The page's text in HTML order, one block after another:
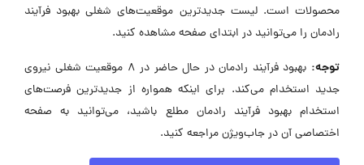
محصولات است. لیست جدیدترین موقعیت‌های شغلی بهبود فرآیند
رادمان را می‌توانید در ابتدای صفحه مشاهده کنید.
توجه:
بهبود فرآیند رادمان در حال حاضر در ۸ موقعیت شغلی نیروی
جدید استخدام می‌کند. برای اینکه همواره از جدیدترین فرصت‌های
استخدام بهبود فرآیند رادمان مطلع باشید، می‌توانید به صفحه
اختصاصی آن در جاب‌ویژن مراجعه کنید.